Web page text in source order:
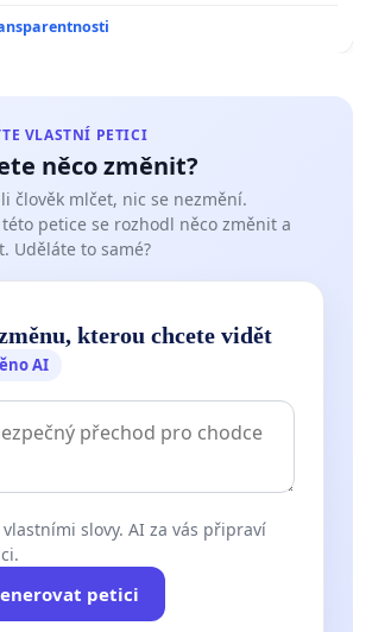
VLASTNÍ PETICI
něco změnit?
člověk mlčet, nic se nezmění.
petice se rozhodl něco změnit a
Uděláte to samé?
kterou chcete vidět
AI
slovy. AI za vás připraví
petici